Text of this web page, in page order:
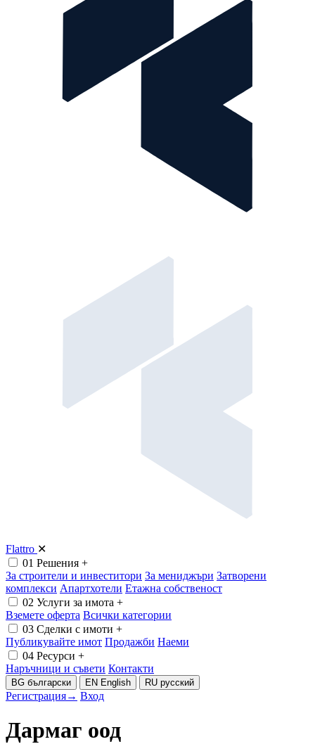
Flattro ✕
01 Решения +
За строители и инвеститори За мениджъри Затворени
комплекси Апартхотели Етажна собственост
02 Услуги за имота +
Вземете оферта Всички категории
03 Сделки с имоти +
Публикувайте имот Продажби Наеми
04 Ресурси +
Наръчници и съвети Контакти
BG български EN English RU русский
Регистрация→ Вход
Дармаг оод